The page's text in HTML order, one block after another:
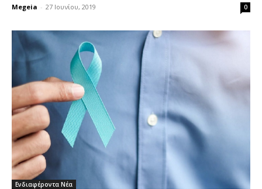
Megeia - 27 Ιουνίου, 2019 0
Ενδιαφέροντα Νέα